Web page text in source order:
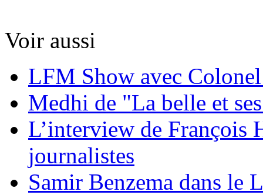
Voir aussi
LFM Show avec
Medhi de "La belle et
L’interview de François
journalistes
Samir Benzema dans le